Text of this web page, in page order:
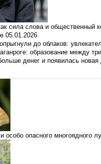
сила слова и общественный
05.01.2026
до облаков:
образование между
денег и появилась
особо опасного многоядного